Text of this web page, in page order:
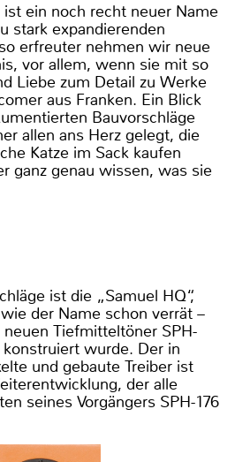
ein noch recht neuer Name
stark expandierenden
erfreuter nehmen wir neue
vor allem, wenn sie mit so
Liebe zum Detail zu Werke
aus Franken. Ein Blick
Bauvorschläge
allen ans Herz gelegt, die
Katze im Sack kaufen
ganz genau wissen, was sie
ist die „Samuel HQ“,
der Name schon verrät –
Tiefmitteltöner SPH-
wurde. Der in
und gebaute Treiber ist
der alle
seines Vorgängers SPH-176